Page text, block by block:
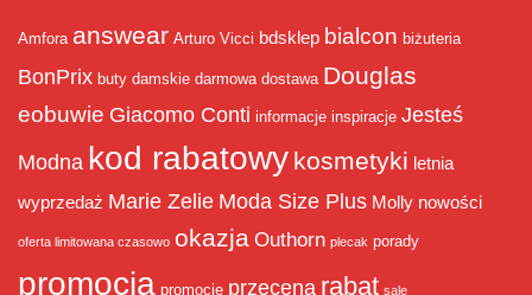
Amfora answear Arturo Vicci bdsklep bialcon biżuteria
BonPrix buty damskie darmowa dostawa Douglas
eobuwie Giacomo Conti informacje inspiracje Jesteś
Modna kod rabatowy kosmetyki letnia
wyprzedaż Marie Zelie Moda Size Plus Molly nowości
oferta limitowana czasowo okazja Outhorn plecak porady
promocja promocje przecena rabat sale